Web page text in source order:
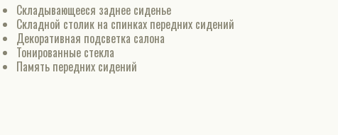
Складывающееся заднее сиденье
Складной столик на спинках передних сидений
Декоративная подсветка салона
Тонированные стекла
Память передних сидений